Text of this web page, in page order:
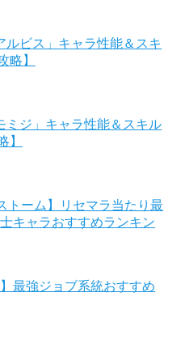
ルビス」キャラ性能＆スキ
略】
ミジ」キャラ性能＆スキル
】
トーム】リセマラ当たり最
キャラおすすめランキン
最強ジョブ系統おすすめ